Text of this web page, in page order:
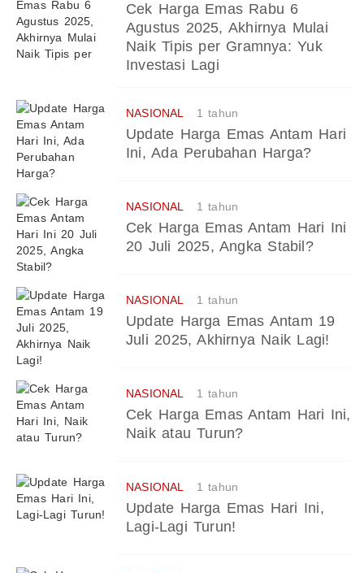
Cek Harga Emas Rabu 6
Agustus 2025, Akhirnya Mulai
Naik Tipis per Gramnya: Yuk
Investasi Lagi
NASIONAL 1 tahun
Update Harga Emas Antam Hari
Ini, Ada Perubahan Harga?
NASIONAL 1 tahun
Cek Harga Emas Antam Hari Ini
20 Juli 2025, Angka Stabil?
NASIONAL 1 tahun
Update Harga Emas Antam 19
Juli 2025, Akhirnya Naik Lagi!
NASIONAL 1 tahun
Cek Harga Emas Antam Hari Ini,
Naik atau Turun?
NASIONAL 1 tahun
Update Harga Emas Hari Ini,
Lagi-Lagi Turun!